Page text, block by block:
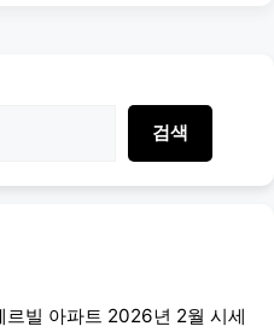
검색
르빌 아파트 2026년 2월 시세